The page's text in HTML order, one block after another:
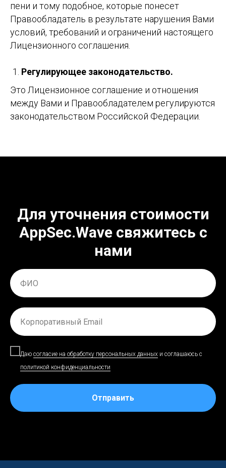
пени и тому подобное, которые понесет
Правообладатель в результате нарушения Вами
условий, требований и ограничений настоящего
Лицензионного соглашения.
Регулирующее законодательство.
Это Лицензионное соглашение и отношения
между Вами и Правообладателем регулируются
законодательством Российской Федерации.
Для уточнения стоимости
AppSec.Wave свяжитесь с
нами
Даю согласие на обработку персональных данных и соглашаюсь c
политикой конфиденциальности
Отправить